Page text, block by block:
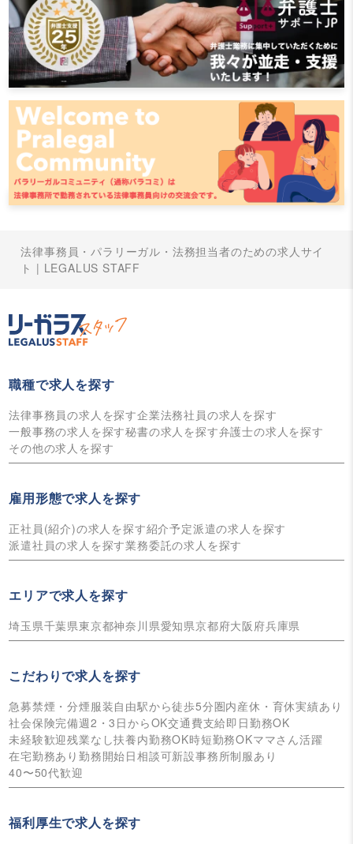
法律事務員・パラリーガル・法務担当者のための求人サイ
ト | LEGALUS STAFF
職種で求人を探す
法律事務員の求人を探す企業法務社員の求人を探す
一般事務の求人を探す秘書の求人を探す弁護士の求人を探す
その他の求人を探す
雇用形態で求人を探す
正社員(紹介)の求人を探す紹介予定派遣の求人を探す
派遣社員の求人を探す業務委託の求人を探す
エリアで求人を探す
埼玉県千葉県東京都神奈川県愛知県京都府大阪府兵庫県
こだわりで求人を探す
急募禁煙・分煙服装自由駅から徒歩5分圏内産休・育休実績あり
社会保険完備週2・3日からOK交通費支給即日勤務OK
未経験歓迎残業なし扶養内勤務OK時短勤務OKママさん活躍
在宅勤務あり勤務開始日相談可新設事務所制服あり
40〜50代歓迎
福利厚生で求人を探す